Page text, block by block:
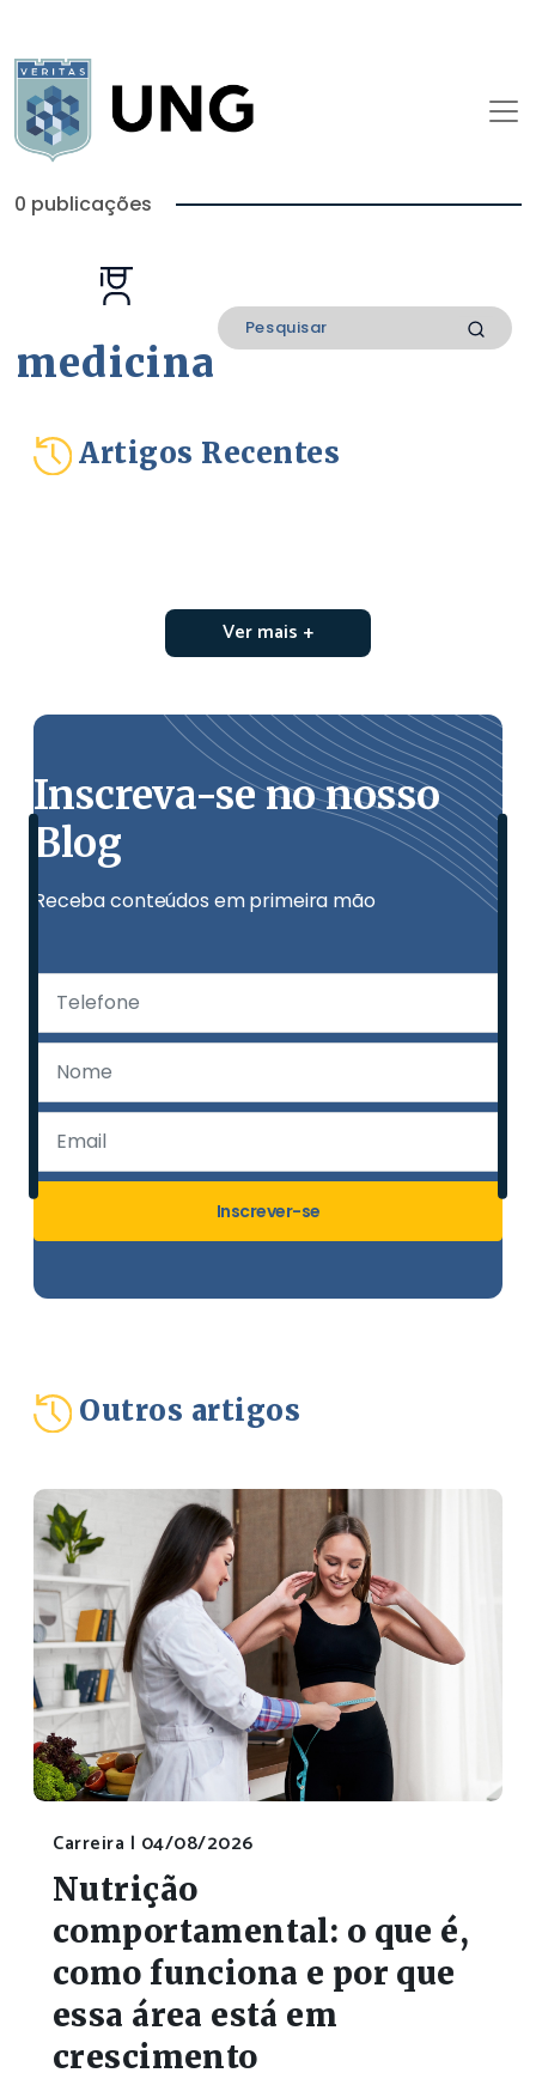
0 publicações
medicina
Artigos Recentes
Ver mais +
Inscreva-se no nosso
Blog
Receba conteúdos em primeira mão
Inscrever-se
Outros artigos
Carreira | 04/08/2026
Nutrição
comportamental: o que é,
como funciona e por que
essa área está em
crescimento